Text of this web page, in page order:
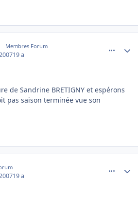
Membres Forum
19 a
de Sandrine BRETIGNY et espérons
pas saison terminée vue son
19 a